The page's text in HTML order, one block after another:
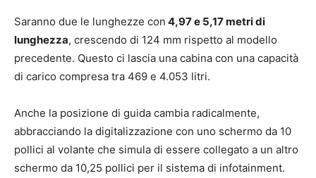
Saranno due le lunghezze con 4,97 e 5,17 metri di
lunghezza, crescendo di 124 mm rispetto al modello
precedente. Questo ci lascia una cabina con una capacità
di carico compresa tra 469 e 4.053 litri.
Anche la posizione di guida cambia radicalmente,
abbracciando la digitalizzazione con uno schermo da 10
pollici al volante che simula di essere collegato a un altro
schermo da 10,25 pollici per il sistema di infotainment.